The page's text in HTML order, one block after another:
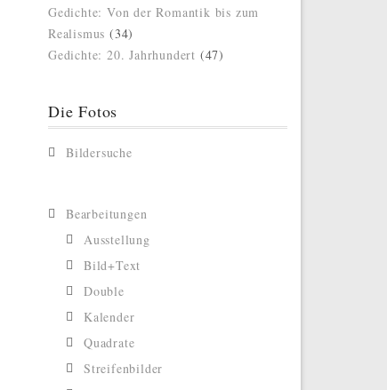
Gedichte: Von der Romantik bis zum
Realismus (34)
Gedichte: 20. Jahrhundert (47)
Die Fotos
Bildersuche
Bearbeitungen
Ausstellung
Bild+Text
Double
Kalender
Quadrate
Streifenbilder